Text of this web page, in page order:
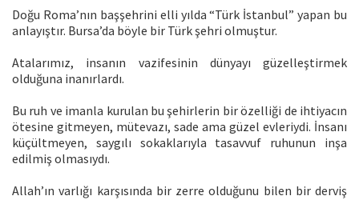
Doğu Roma’nın başşehrini elli yılda “Türk İstanbul” yapan bu
anlayıştır. Bursa’da böyle bir Türk şehri olmuştur.
Atalarımız, insanın vazifesinin dünyayı güzelleştirmek
olduğuna inanırlardı.
Bu ruh ve imanla kurulan bu şehirlerin bir özelliği de ihtiyacın
ötesine gitmeyen, mütevazı, sade ama güzel evleriydi. İnsanı
küçültmeyen, saygılı sokaklarıyla tasavvuf ruhunun inşa
edilmiş olmasıydı.
Allah’ın varlığı karşısında bir zerre olduğunu bilen bir derviş